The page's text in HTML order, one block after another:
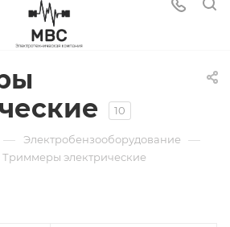
10
— Электробензооборудование —
Триммеры электрические